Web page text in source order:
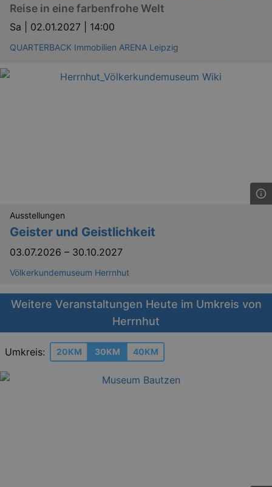
Reise in eine farbenfrohe Welt
Sa | 02.01.2027 | 14:00
QUARTERBACK Immobilien ARENA Leipzig
Ausstellungen
Geister und Geistlichkeit
03.07.2026 – 30.10.2027
Völkerkundemuseum Herrnhut
Weitere Veranstaltungen Heute im Umkreis von
Herrnhut
Umkreis: 20KM 30KM 40KM